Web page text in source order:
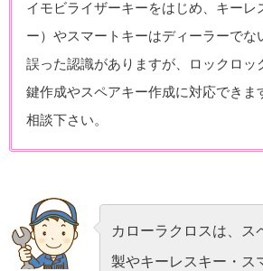
イモビライザーキーをはじめ、キーレ
ー）やスマートキーはディーラーでな
誤った認識がありますが、ロックロッ
鍵作成やスペアキー作成に対応できま
相談下さい。
カローラクロスは、ス
製やキーレスキー・ス